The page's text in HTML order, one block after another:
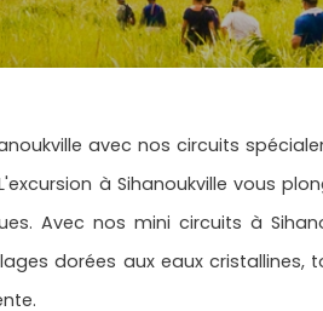
avec nos circuits
à Sihanoukville vous
Avec nos mini circuits à
dorées aux eaux